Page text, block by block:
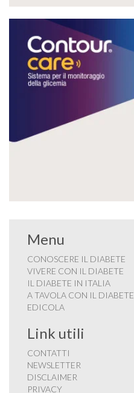
Menu
CONOSCERE IL DIABETE
VIVERE CON IL DIABETE
IL DIABETE IN ITALIA
A TAVOLA CON IL DIABETE
EDICOLA
Link utili
CONTATTI
NEWSLETTER
DISCLAIMER
PRIVACY